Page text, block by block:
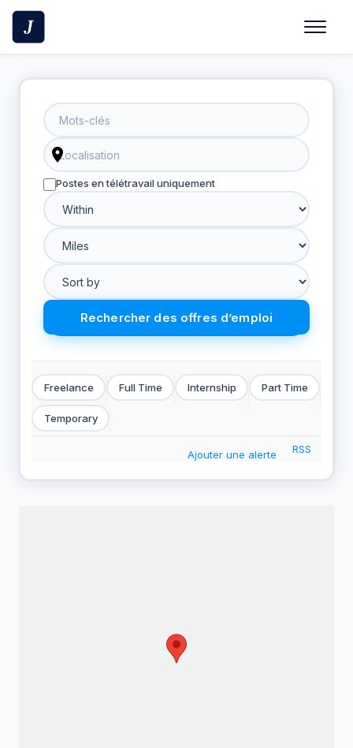
Skip
content
Postes en télétravail uniquement
Freelance Full Time Internship Part Time
Temporary
RSS
Ajouter une alerte